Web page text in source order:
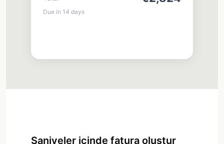
Due in 14 days
Saniyeler içinde fatura oluştur